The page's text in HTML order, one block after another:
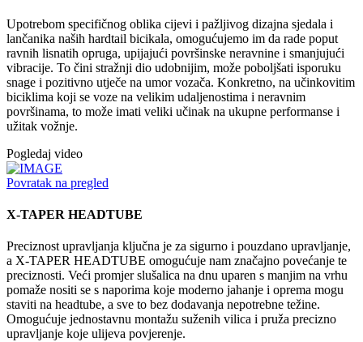
Upotrebom specifičnog oblika cijevi i pažljivog dizajna sjedala i
lančanika naših hardtail bicikala, omogućujemo im da rade poput
ravnih lisnatih opruga, upijajući površinske neravnine i smanjujući
vibracije. To čini stražnji dio udobnijim, može poboljšati isporuku
snage i pozitivno utječe na umor vozača. Konkretno, na učinkovitim
biciklima koji se voze na velikim udaljenostima i neravnim
površinama, to može imati veliki učinak na ukupne performanse i
užitak vožnje.
Pogledaj video
Povratak na pregled
X-TAPER HEADTUBE
Preciznost upravljanja ključna je za sigurno i pouzdano upravljanje,
a X-TAPER HEADTUBE omogućuje nam značajno povećanje te
preciznosti. Veći promjer slušalica na dnu uparen s manjim na vrhu
pomaže nositi se s naporima koje moderno jahanje i oprema mogu
staviti na headtube, a sve to bez dodavanja nepotrebne težine.
Omogućuje jednostavnu montažu suženih vilica i pruža precizno
upravljanje koje ulijeva povjerenje.